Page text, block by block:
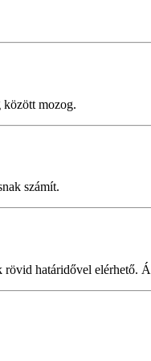
mozog.
számít.
határidővel elérhető.